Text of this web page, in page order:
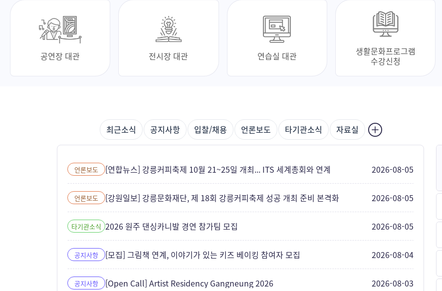
공연장 대관 전시장 대관 연습실 대관
생활문화프로그램
수강신청
최근소식 공지사항 입찰/채용 언론보도 타기관소식 자료실
언론보도 [연합뉴스] 강릉커피축제 10월 21~25일 개최... ITS 세계총회와 연계 2026-08-05
언론보도 [강원일보] 강릉문화재단, 제 18회 강릉커피축제 성공 개최 준비 본격화 2026-08-05
타기관소식 2026 원주 댄싱카니발 경연 참가팀 모집 2026-08-05
공지사항 [모집] 그림책 연계, 이야기가 있는 키즈 베이킹 참여자 모집 2026-08-04
공지사항 [Open Call] Artist Residency Gangneung 2026 2026-08-03